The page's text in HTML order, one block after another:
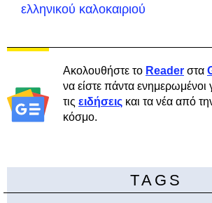
ελληνικού καλοκαιριού
Ακολουθήστε το Reader στα
να είστε πάντα ενημερωμένοι
τις ειδήσεις και τα νέα από
κόσμο.
TAGS